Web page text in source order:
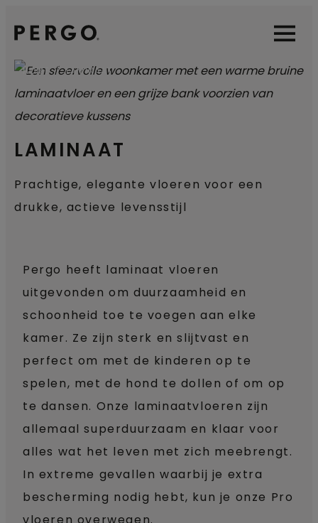
OpenOpen
LAMINAAT
Prachtige, elegante vloeren voor een
drukke, actieve levensstijl
HOME LAMINAAT
Pergo heeft laminaat vloeren
uitgevonden om duurzaamheid en
schoonheid toe te voegen aan elke
kamer. Ze zijn sterk en slijtvast en
perfect om met de kinderen op te
spelen, met de hond te dollen of om op
te dansen. Onze laminaatvloeren zijn
allemaal superduurzaam en klaar voor
alles wat het leven met zich meebrengt.
In extreme gevallen waarbij je extra
bescherming nodig hebt, kun je onze Pro
vloeren overwegen.